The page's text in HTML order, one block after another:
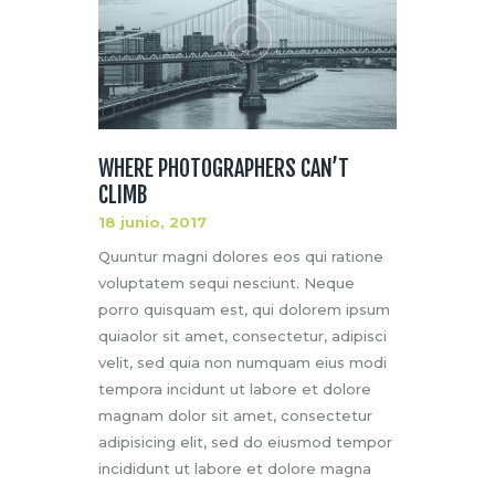
WHERE PHOTOGRAPHERS CAN’T
CLIMB
18 junio, 2017
Quuntur magni dolores eos qui ratione
voluptatem sequi nesciunt. Neque
porro quisquam est, qui dolorem ipsum
quiaolor sit amet, consectetur, adipisci
velit, sed quia non numquam eius modi
tempora incidunt ut labore et dolore
magnam dolor sit amet, consectetur
adipisicing elit, sed do eiusmod tempor
incididunt ut labore et dolore magna